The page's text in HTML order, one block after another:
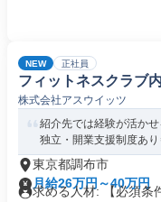
NEW 正社員
フィットネスクラブ
株式会社アスウイッツ
紹介先では経験が活か
独立・開業支援制度あ
東京都調布市
月給26万円～40万円
求める人材: 【必須